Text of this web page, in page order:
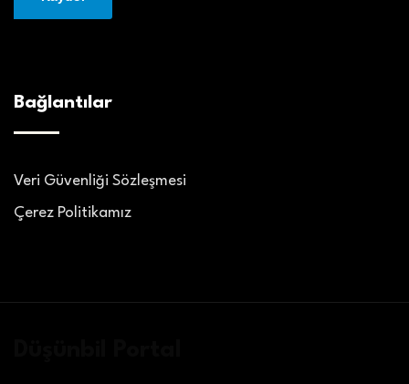
Bağlantılar
Veri Güvenliği Sözleşmesi
Çerez Politikamız